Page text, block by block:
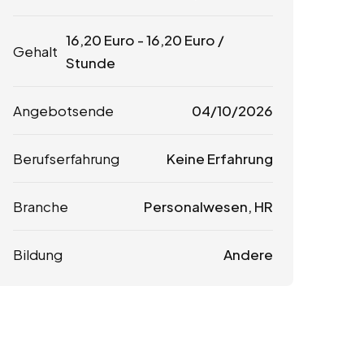
Gehalt
16,20 Euro -16,20 Euro /
Stunde
Angebotsende 04/10/2026
Berufserfahrung Keine Erfahrung
Branche Personalwesen, HR
Bildung Andere